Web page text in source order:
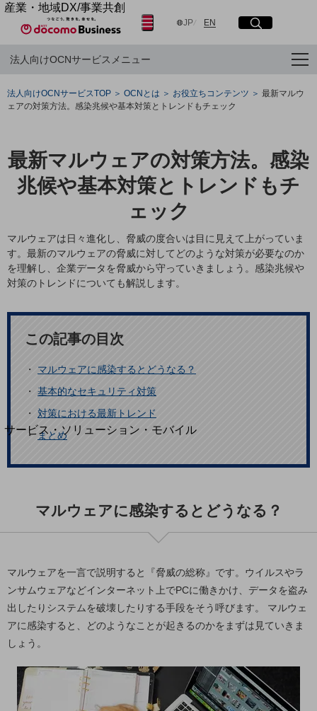
産業・地域DX/事業共創
OPEN HUB for Plural Futures
「社会可能性」を探究・実装する事業共創エコシステムです。
イベント/ウェビナー
記事コンテンツ
プレイヤー(カタリスト/パートナー企業)
産業・地域DXプラットフォーマーとして
企業と地域が持続成長する社会を目指します
Smart City
Smart Mobility
Smart Worksite
生成AI(Generative AI)
地域の取り組み
自治体・地域社会との共創
LGPF(Local Government Platform)
別ウィンドウで開きます
サービス・ソリューション・モバイル
DXに関する課題を解決する
カテゴリーで探すTOP
クラウド・データセンター
電話・映像コミュニケーション
5G
JP日本語
ENEnglish
サイト内検索
メニュー
フリーワードでNTTドコモビジネスの
取り組みを検索
法人向けOCNサービスメニュー
法人向けOCNサービスTOP OCNとは お役立ちコンテンツ
最新マルウ
ェアの対策方法。感染兆候や基本対策とトレンドもチェック
最新マルウェアの対策方法。感染
兆候や基本対策とトレンドもチ
ェック
マルウェアは日々進化し、脅威の度合いは目に見えて上がっていま
す。最新のマルウェアの脅威に対してどのような対策が必要なのか
を理解し、企業データを脅威から守っていきましょう。感染兆候や
対策のトレンドについても解説します。
この記事の目次
・ マルウェアに感染するとどうなる？
・ 基本的なセキュリティ対策
・ 対策における最新トレンド
・まとめ
マルウェアに感染するとどうなる？
マルウェアを一言で説明すると『脅威の総称』です。ウイルスやラ
ンサムウェアなどインターネット上でPCに働きかけ、データを盗み
出したりシステムを破壊したりする手段をそう呼びます。 マルウェ
アに感染すると、どのようなことが起きるのかをまずは見ていきま
しょう。